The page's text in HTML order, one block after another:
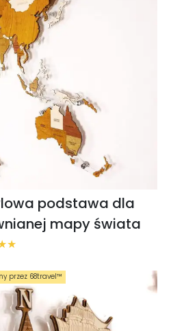
podstawa dla
mapy świata
przez 68travel™️